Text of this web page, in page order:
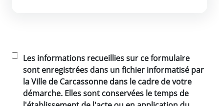
Les informations recueillies sur ce formulaire
sont enregistrées dans un fichier informatisé par
la Ville de Carcassonne dans le cadre de votre
démarche. Elles sont conservées le temps de